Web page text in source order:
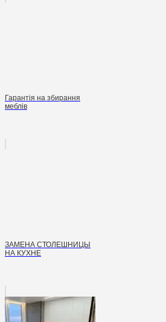
Гарантія на збирання
меблів
ЗАМЕНА СТОЛЕШНИЦЫ
НА КУХНЕ